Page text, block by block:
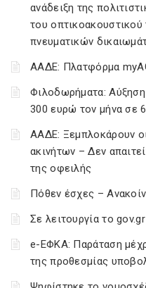
ανάδειξη της
του
πνευματικών
ΑΑΔΕ: Πλατφόρμα
Φιλοδωρήματα:
300 ευρώ τον μήνα σε
ΑΑΔΕ: Ξεμπλοκάρουν
ακινήτων – Δεν
της οφειλής
Πόθεν έσχες –
Σε λειτουργία το
e-ΕΦΚΑ: Παράταση
της προθεσμίας